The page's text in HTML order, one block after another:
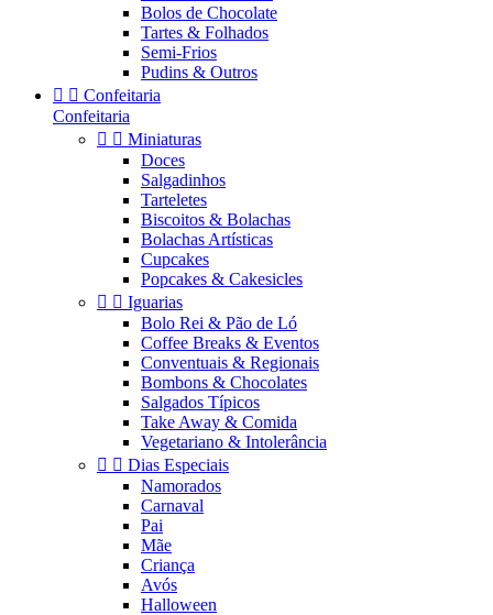
Bolos de Chocolate
Tartes & Folhados
Semi-Frios
Pudins & Outros
  Confeitaria
Confeitaria
  Miniaturas
Doces
Salgadinhos
Tarteletes
Biscoitos & Bolachas
Bolachas Artísticas
Cupcakes
Popcakes & Cakesicles
  Iguarias
Bolo Rei & Pão de Ló
Coffee Breaks & Eventos
Conventuais & Regionais
Bombons & Chocolates
Salgados Típicos
Take Away & Comida
Vegetariano & Intolerância
  Dias Especiais
Namorados
Carnaval
Pai
Mãe
Criança
Avós
Halloween